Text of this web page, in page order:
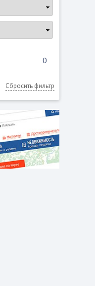
Сбросить фильтр